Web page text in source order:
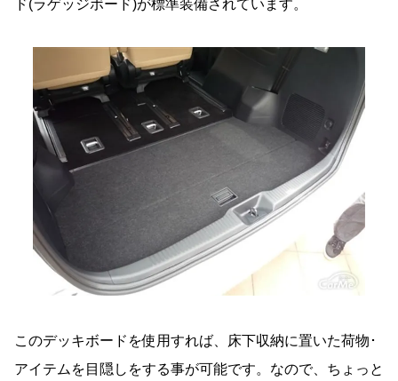
ド(ラゲッジボード)が標準装備されています。
このデッキボードを使用すれば、床下収納に置いた荷物･
アイテムを目隠しをする事が可能です。なので、ちょっと